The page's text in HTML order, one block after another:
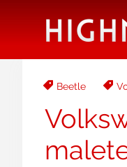
Beetle